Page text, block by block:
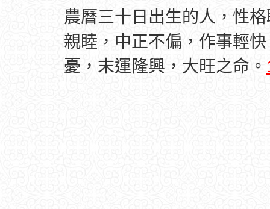
農曆三十日出生的人，性
親睦，中正不偏，作事輕
憂，末運隆興，大旺之命。